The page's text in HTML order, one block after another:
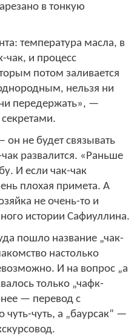
в тонкую
температура масла, в
чак, и процесс
потом заливается
нельзя ни
передержать», —
не будет связывать
развалится. «Раньше
И если чак-чак
плохая примета. А
не очень-то и
истории Сафиуллина.
пошло название „чак-
настолько
И на вопрос „а
только „чафк-
— перевод с
чуть-чуть, а „баурсак“ —